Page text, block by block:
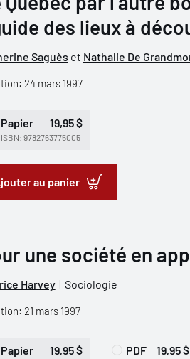
des lieux à
Saguès et Nathalie De
24 mars 1997
Papier 19,95 $
ISBN: 9782763775005
au panier
une société en
Harvey Sociologie
21 mars 1997
Papier 19,95 $ PDF 19,95 $